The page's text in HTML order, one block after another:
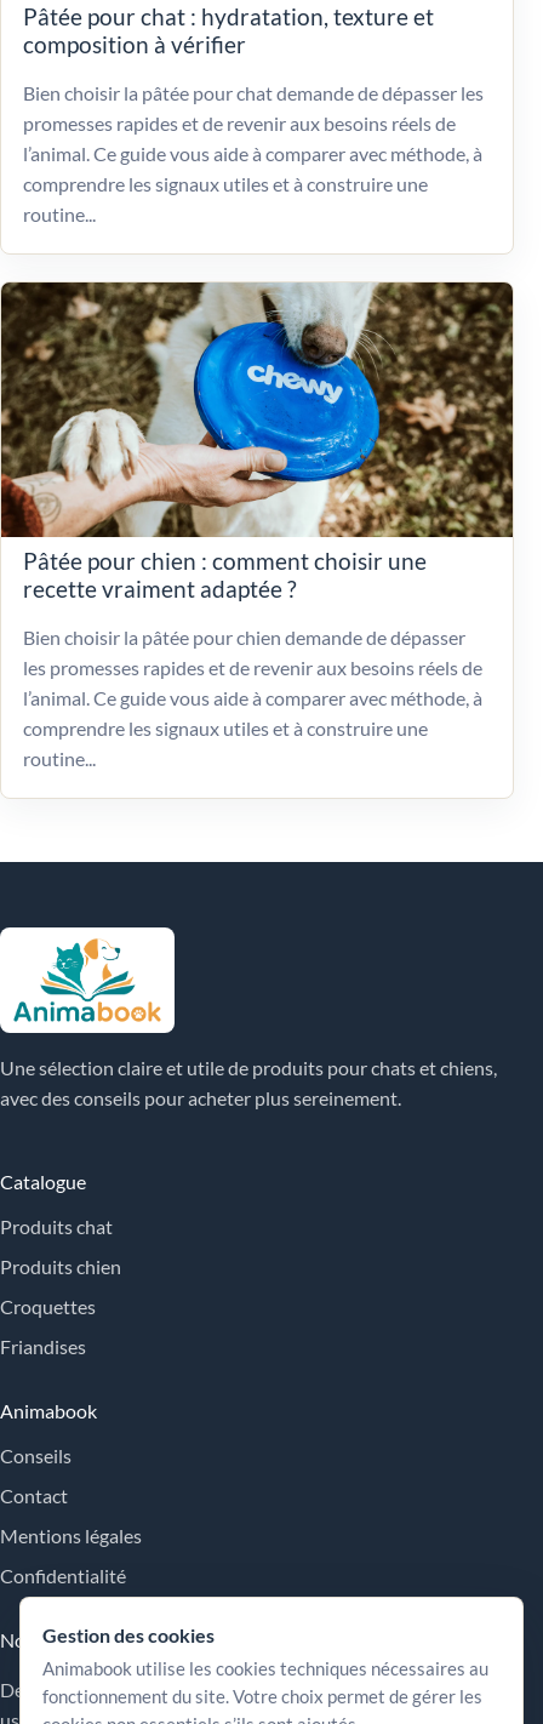
Pâtée pour chat : hydratation, texture et
composition à vérifier
Bien choisir la pâtée pour chat demande de dépasser les
promesses rapides et de revenir aux besoins réels de
l’animal. Ce guide vous aide à comparer avec méthode, à
comprendre les signaux utiles et à construire une
routine...
Pâtée pour chien : comment choisir une
recette vraiment adaptée ?
Bien choisir la pâtée pour chien demande de dépasser
les promesses rapides et de revenir aux besoins réels de
l’animal. Ce guide vous aide à comparer avec méthode, à
comprendre les signaux utiles et à construire une
routine...
Une sélection claire et utile de produits pour chats et chiens,
avec des conseils pour acheter plus sereinement.
Catalogue
Produits chat
Produits chien
Croquettes
Friandises
Animabook
Conseils
Contact
Mentions légales
Confidentialité
Nos engagements
Des repères simples pour comparer les offres, comprendre les
usages et choisir plus sereinement.
Gestion des cookies
Animabook utilise les cookies techniques nécessaires au
fonctionnement du site. Votre choix permet de gérer les